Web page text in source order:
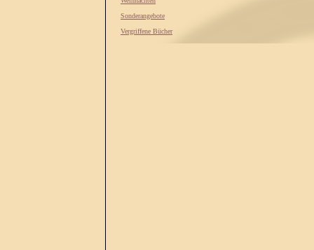
Sonderangebote
Vergriffene Bücher